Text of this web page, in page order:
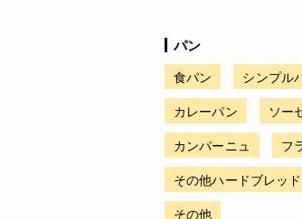
パン
食パン シンプル
カレーパン
ソー
カンパーニュ
フ
その他ハードブレッド
その他